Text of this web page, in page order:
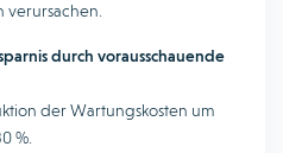
verursachen.
durch vorausschauende
der Wartungskosten um
%.